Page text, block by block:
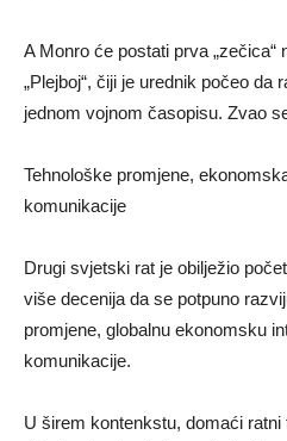
A Monro će postati prva
„Plejboj“, čiji je urednik počeo da
jednom vojnom časopisu. Zvao
Tehnološke promjene,
komunikacije
Drugi svjetski rat je obilježio
više decenija da se potpuno
promjene, globalnu ekonomsku
komunikacije.
U širem kontenkstu, domaći